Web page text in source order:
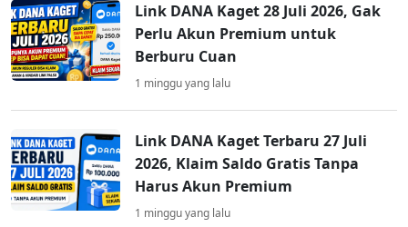
Link DANA Kaget 28 Juli 2026, Gak
Perlu Akun Premium untuk
Berburu Cuan
1 minggu yang lalu
Link DANA Kaget Terbaru 27 Juli
2026, Klaim Saldo Gratis Tanpa
Harus Akun Premium
1 minggu yang lalu